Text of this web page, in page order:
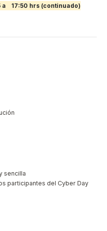
a
17:50 hrs (continuado)
sencilla
participantes del Cyber Day